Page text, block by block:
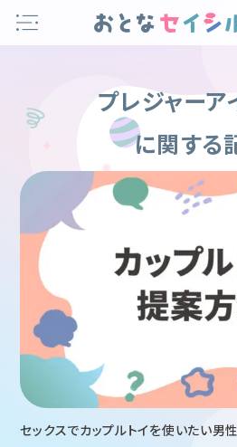
プレジャーア
に関する
セックスでカップルトイを使いたい